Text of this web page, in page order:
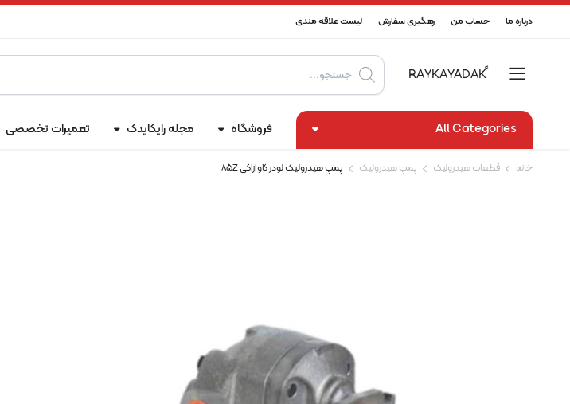
درباره ما حساب من رهگیری سفارش لیست علاقه مندی
Products
search
All Categories فروشگاه مجله رایکایدک تعمیرات تخصصی
خانه قطعات هیدرولیک پمپ هیدرولیک پمپ هیدرولیک لودر کاوازاکی 85Z